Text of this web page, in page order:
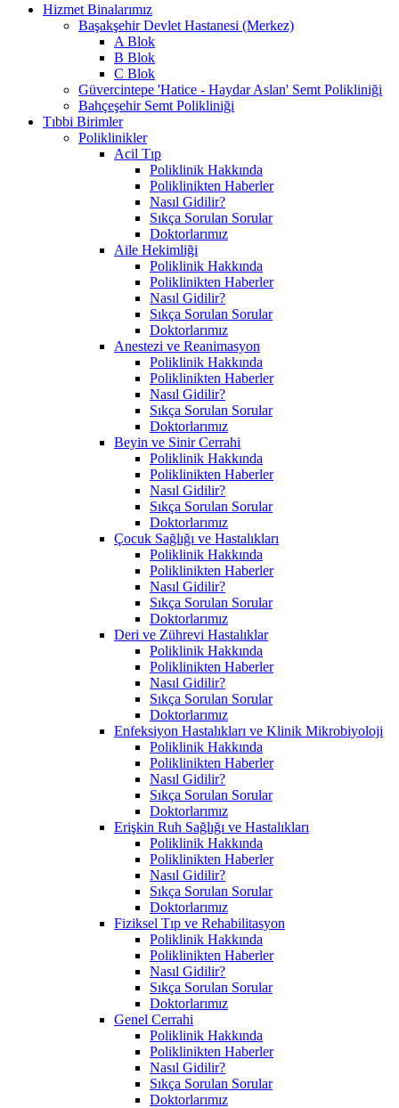
Hizmet Binalarımız
Başakşehir Devlet Hastanesi (Merkez)
A Blok
B Blok
C Blok
Güvercintepe 'Hatice - Haydar Aslan' Semt Polikliniği
Bahçeşehir Semt Polikliniği
Tıbbi Birimler
Poliklinikler
Acil Tıp
Poliklinik Hakkında
Poliklinikten Haberler
Nasıl Gidilir?
Sıkça Sorulan Sorular
Doktorlarımız
Aile Hekimliği
Poliklinik Hakkında
Poliklinikten Haberler
Nasıl Gidilir?
Sıkça Sorulan Sorular
Doktorlarımız
Anestezi ve Reanimasyon
Poliklinik Hakkında
Poliklinikten Haberler
Nasıl Gidilir?
Sıkça Sorulan Sorular
Doktorlarımız
Beyin ve Sinir Cerrahi
Poliklinik Hakkında
Poliklinikten Haberler
Nasıl Gidilir?
Sıkça Sorulan Sorular
Doktorlarımız
Çocuk Sağlığı ve Hastalıkları
Poliklinik Hakkında
Poliklinikten Haberler
Nasıl Gidilir?
Sıkça Sorulan Sorular
Doktorlarımız
Deri ve Zührevi Hastalıklar
Poliklinik Hakkında
Poliklinikten Haberler
Nasıl Gidilir?
Sıkça Sorulan Sorular
Doktorlarımız
Enfeksiyon Hastalıkları ve Klinik Mikrobiyoloji
Poliklinik Hakkında
Poliklinikten Haberler
Nasıl Gidilir?
Sıkça Sorulan Sorular
Doktorlarımız
Erişkin Ruh Sağlığı ve Hastalıkları
Poliklinik Hakkında
Poliklinikten Haberler
Nasıl Gidilir?
Sıkça Sorulan Sorular
Doktorlarımız
Fiziksel Tıp ve Rehabilitasyon
Poliklinik Hakkında
Poliklinikten Haberler
Nasıl Gidilir?
Sıkça Sorulan Sorular
Doktorlarımız
Genel Cerrahi
Poliklinik Hakkında
Poliklinikten Haberler
Nasıl Gidilir?
Sıkça Sorulan Sorular
Doktorlarımız